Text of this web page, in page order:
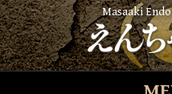
Masaaki